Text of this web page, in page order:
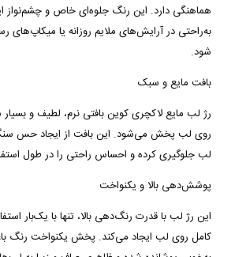
هماهنگی دارد. این رنگ جلوه‌ای خاص و چشم‌نواز
به‌راحتی در آرایش‌های ملایم روزانه یا
شود.
بافت مایع و سبک
رژ لب مایع لاکچری کوین بافتی نرم، لطیف و
روی لب پخش می‌شود. این بافت از ایجاد حس
لب جلوگیری کرده و احساس راحتی را در طول
پوشش‌دهی بالا و یکنواخت
این رژ لب با قدرت رنگ‌دهی بالا، تنها با یک‌بار
کامل روی لب ایجاد می‌کند. پخش یکنواخت